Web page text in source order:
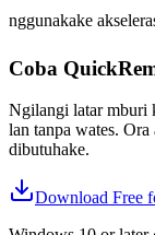
nggunakake
Coba
Ngilangi latar mburi
lan tanpa wates. Ora
dibutuhake.
Download Free